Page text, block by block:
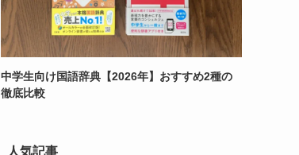
中学生向け国語辞典【2026年】おすすめ2種の
徹底比較
人気記事